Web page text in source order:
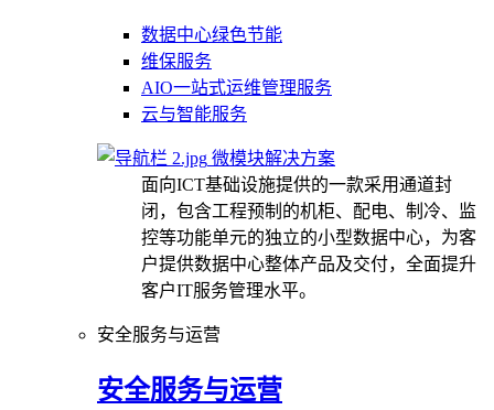
数据中心绿色节能
维保服务
AIO一站式运维管理服务
云与智能服务
微模块解决方案
面向ICT基础设施提供的一款采用通道封
闭，包含工程预制的机柜、配电、制冷、监
控等功能单元的独立的小型数据中心，为客
户提供数据中心整体产品及交付，全面提升
客户IT服务管理水平。
安全服务与运营
安全服务与运营